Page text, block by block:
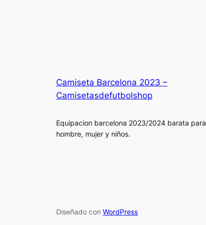
Camiseta Barcelona 2023 –
Camisetasdefutbolshop
Equipacion barcelona 2023/2024 barata para
hombre, mujer y niños.
Diseñado con WordPress